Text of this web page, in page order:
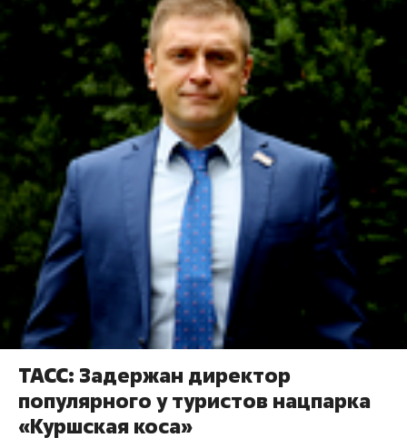
ТАСС: Задержан директор
популярного у туристов нацпарка
«Куршская коса»